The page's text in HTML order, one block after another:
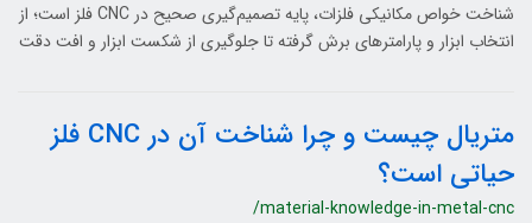
شناخت خواص مکانیکی فلزات، پایه تصمیم‌گیری صحیح در CNC فلز است؛ از
انتخاب ابزار و پارامترهای برش گرفته تا جلوگیری از شکست ابزار و افت دقت
متریال چیست و چرا شناخت آن در CNC فلز
حیاتی است؟
/material-knowledge-in-metal-cnc